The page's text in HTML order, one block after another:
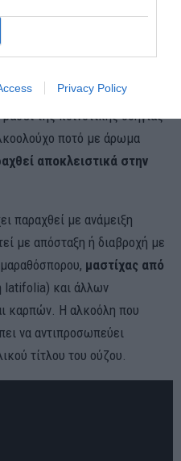
Privacy Policy
η ρακή της Κρήτης
της κοινοτικής οδηγίας
ποτό με άρωμα
αποκλειστικά στην
παραχθεί με ανάμειξη
με απόσταξη ή διαβροχή με
μαστίχας από
latifolia) και άλλων
καρπών. Η αλκοόλη που
να αντιπροσωπεύει
τίτλου του ούζου.